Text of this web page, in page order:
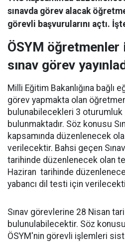
sınavda görev alacak
görevli başvurularını açtı.
ÖSYM
sınav görev
Milli Eğitim Bakanlığına bağlı
görev yapmakta olan
bulunabilecekleri 3 oturumluk
bulunmaktadır. Söz konusu
kapsamında düzenlenecek
verilecektir. Bahsi geçen
tarihinde düzenlenecek olan
Haziran tarihinde
yabancı dil testi için
Sınav görevlerine 28 Nisan
bulunulabilecektir. Söz
ÖSYM'nin görevli işlemleri